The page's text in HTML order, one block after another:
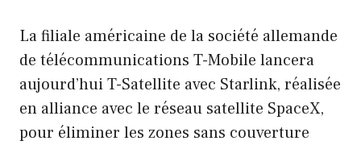
La filiale américaine de la société allemande
de télécommunications T-Mobile lancera
aujourd’hui T-Satellite avec Starlink, réalisée
en alliance avec le réseau satellite SpaceX,
pour éliminer les zones sans couverture